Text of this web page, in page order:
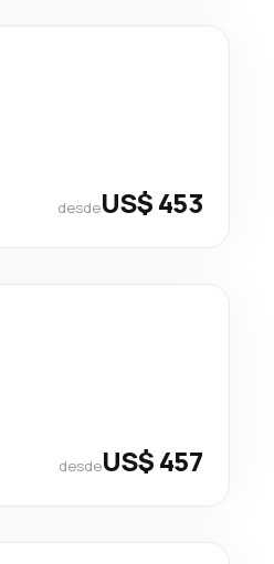
desdeUS$ 453
desdeUS$ 457